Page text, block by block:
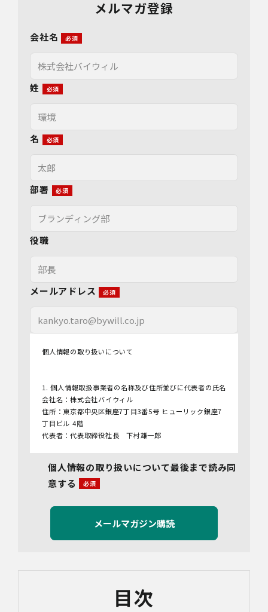
メルマガ登録
会社名
姓
名
部署
役職
メールアドレス
個人情報の取り扱いについて
1. 個人情報取扱事業者の名称及び住所並びに代表者の氏名
会社名：株式会社バイウィル
住所：東京都中央区銀座7丁目3番5号 ヒューリック銀座7
丁目ビル 4階
代表者：代表取締役社長 下村雄一郎
管理者名：管理部長
連絡先：info@bywill.co.jp
3.利用目的
当社で取り扱う個人情報（個人情報保護法第2条第1項によ
り定義された「個人情報」をいい、以下同様とします。）
の利用目的は以下のとおりです。個人情報の提供は任意で
望・お問い合わせ内容・ご意見等の正確な把握、今後の
サービス向上等のために、録音・録画させていただく場合
個人情報の取り扱いについて最後まで読み同
意する
目次